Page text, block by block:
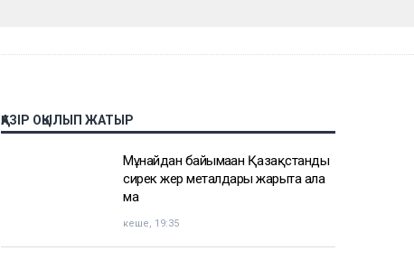
ҚАЗІР ОҚЫЛЫП ЖАТЫР
Мұнайдан байымаған Қазақстанды
сирек жер металдары жарыта ала
ма
кеше, 19:35